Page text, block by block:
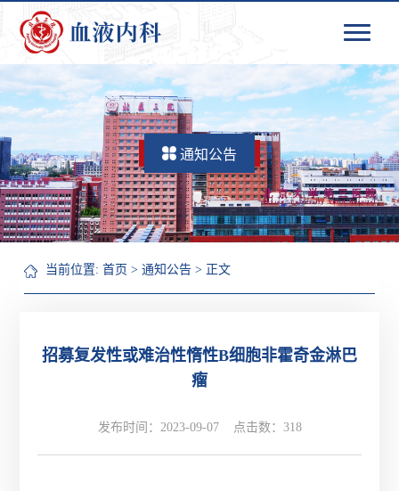
通知公告
当前位置:首页 >通知公告 > 正文
招募复发性或难治性惰性B细胞非霍奇金淋巴
瘤
发布时间：2023-09-07 点击数： 318